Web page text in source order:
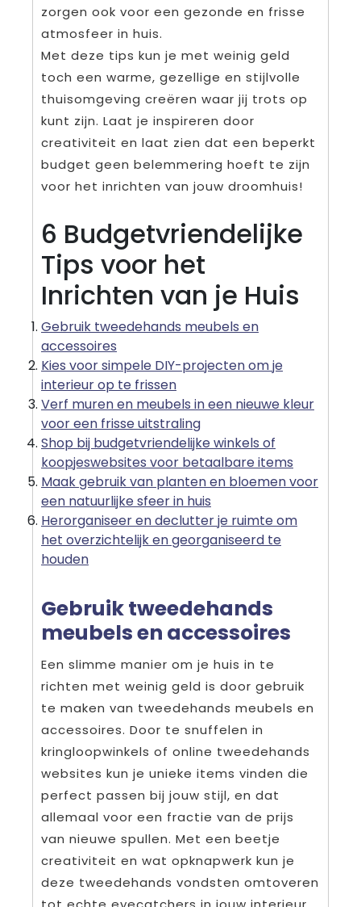
zorgen ook voor een gezonde en frisse
atmosfeer in huis.
Met deze tips kun je met weinig geld
toch een warme, gezellige en stijlvolle
thuisomgeving creëren waar jij trots op
kunt zijn. Laat je inspireren door
creativiteit en laat zien dat een beperkt
budget geen belemmering hoeft te zijn
voor het inrichten van jouw droomhuis!
6 Budgetvriendelijke
Tips voor het
Inrichten van je Huis
Gebruik tweedehands meubels en
accessoires
Kies voor simpele DIY-projecten om je
interieur op te frissen
Verf muren en meubels in een nieuwe kleur
voor een frisse uitstraling
Shop bij budgetvriendelijke winkels of
koopjeswebsites voor betaalbare items
Maak gebruik van planten en bloemen voor
een natuurlijke sfeer in huis
Herorganiseer en declutter je ruimte om
het overzichtelijk en georganiseerd te
houden
Gebruik tweedehands
meubels en accessoires
Een slimme manier om je huis in te
richten met weinig geld is door gebruik
te maken van tweedehands meubels en
accessoires. Door te snuffelen in
kringloopwinkels of online tweedehands
websites kun je unieke items vinden die
perfect passen bij jouw stijl, en dat
allemaal voor een fractie van de prijs
van nieuwe spullen. Met een beetje
creativiteit en wat opknapwerk kun je
deze tweedehands vondsten omtoveren